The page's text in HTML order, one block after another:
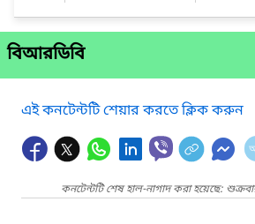
বিআরডিবি
এই কনটেন্টটি শেয়ার করতে ক্লিক করুন
কনটেন্টটি শেষ হাল-নাগাদ করা হয়েছে: